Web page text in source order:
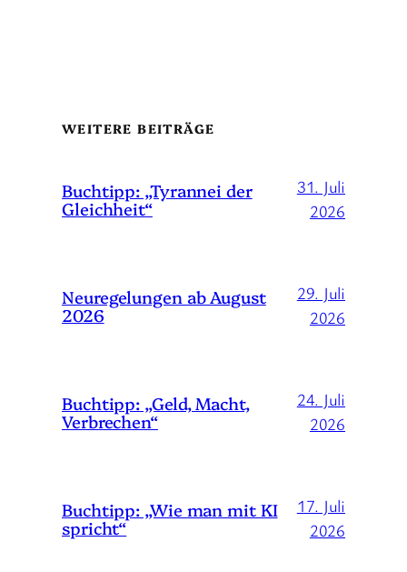
WEITERE BEITRÄGE
Buchtipp: „Tyrannei der
Gleichheit“
31. Juli
2026
Neuregelungen ab August
2026
29. Juli
2026
Buchtipp: „Geld, Macht,
Verbrechen“
24. Juli
2026
Buchtipp: „Wie man mit KI
spricht“
17. Juli
2026